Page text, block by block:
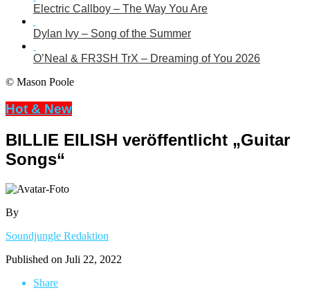
Electric Callboy – The Way You Are
Dylan Ivy – Song of the Summer
O’Neal & FR3SH TrX – Dreaming of You 2026
© Mason Poole
Hot & New
BILLIE EILISH veröffentlicht „Guitar
Songs“
By
Soundjungle Redaktion
Published on Juli 22, 2022
Share